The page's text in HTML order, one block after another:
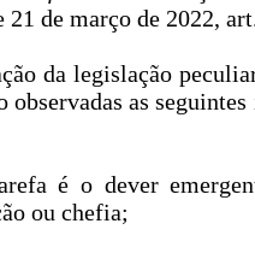
de março de 2022,
da legislação
as
é o dever
ou chefia;